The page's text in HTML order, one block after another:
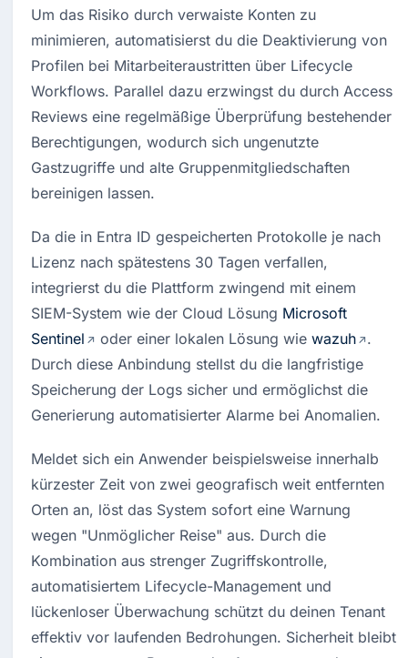
Um das Risiko durch verwaiste Konten zu
minimieren, automatisierst du die Deaktivierung von
Profilen bei Mitarbeiteraustritten über Lifecycle
Workflows. Parallel dazu erzwingst du durch Access
Reviews eine regelmäßige Überprüfung bestehender
Berechtigungen, wodurch sich ungenutzte
Gastzugriffe und alte Gruppenmitgliedschaften
bereinigen lassen.
Da die in Entra ID gespeicherten Protokolle je nach
Lizenz nach spätestens 30 Tagen verfallen,
integrierst du die Plattform zwingend mit einem
SIEM-System wie der Cloud Lösung Microsoft
Sentinel
oder einer lokalen Lösung wie wazuh
.
Durch diese Anbindung stellst du die langfristige
Speicherung der Logs sicher und ermöglichst die
Generierung automatisierter Alarme bei Anomalien.
Meldet sich ein Anwender beispielsweise innerhalb
kürzester Zeit von zwei geografisch weit entfernten
Orten an, löst das System sofort eine Warnung
wegen "Unmöglicher Reise" aus. Durch die
Kombination aus strenger Zugriffskontrolle,
automatisiertem Lifecycle-Management und
lückenloser Überwachung schützt du deinen Tenant
effektiv vor laufenden Bedrohungen. Sicherheit bleibt